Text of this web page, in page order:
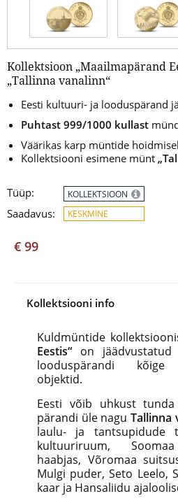
Kollektsioon „Maailmapärand
„Tallinna vanalinn“
Eesti kultuuri- ja looduspärand
Puhtast 999/1000 kullast
Väärikas karp müntide
Kollektsiooni esimene münt
Tüüp:
Saadavus:
KOLLEKTSIOON
KESKMINE
€ 99
Kollektsiooni info
Kuldmüntide
Eestis“ on
looduspärandi kõige
objektid.
Eesti võib uhkust
pärandi üle nagu Tallinna
laulu- ja tantsupidude
kultuuriruum,
haabjas, Võromaa
Mulgi puder, Seto Leelo,
kaar ja Hansaliidu